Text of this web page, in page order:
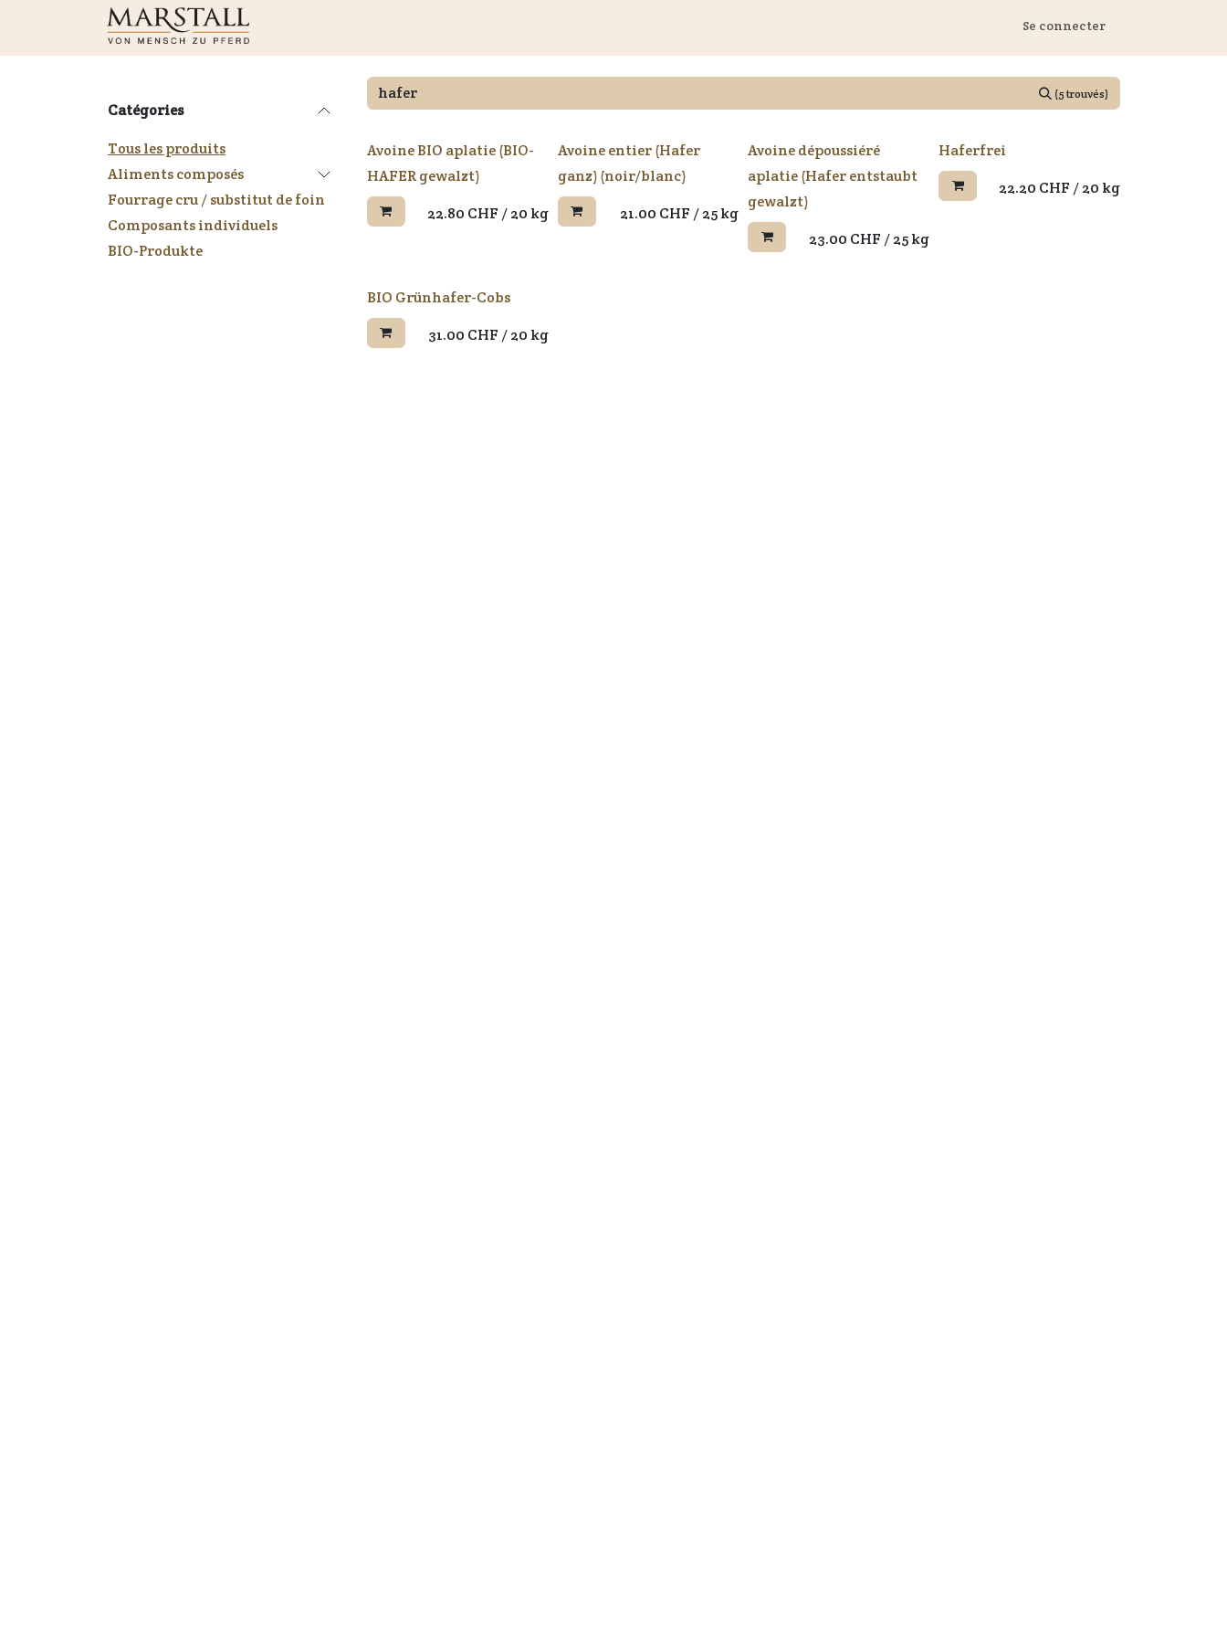
Se rendre au contenu
Se connecter
Catégories
Tous les produits
Aliments composés
Fourrage cru / substitut de foin
Composants individuels
BIO-Produkte
(5 trouvés)
Avoine BIO aplatie (BIO-
HAFER gewalzt)
22.80 CHF /20 kg
Avoine entier (Hafer
ganz) (noir/blanc)
21.00 CHF /25 kg
Avoine dépoussiéré
aplatie (Hafer entstaubt
gewalzt)
23.00 CHF /25 kg
Haferfrei
22.20 CHF /20 kg
BIO Grünhafer-Cobs
31.00 CHF /20 kg